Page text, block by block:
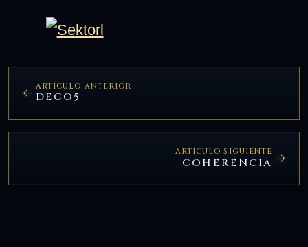
ARTÍCULO ANTERIOR
DECO5
ARTÍCULO SIGUIENTE
COHERENCIA